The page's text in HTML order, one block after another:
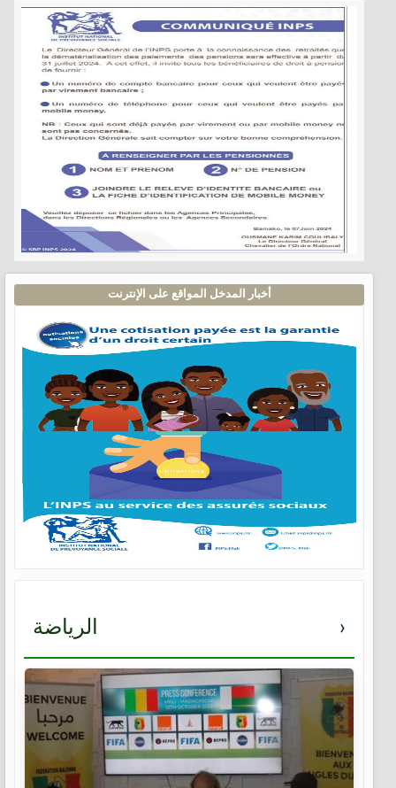
أخبار المدخل المواقع على الإنترنت
الرياضة ›